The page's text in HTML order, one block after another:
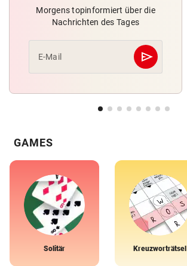
Morgens topinformiert über die
Nachrichten des Tages
E-Mail send
Abschicken
GAMES
Solitär Kreuzworträtsel